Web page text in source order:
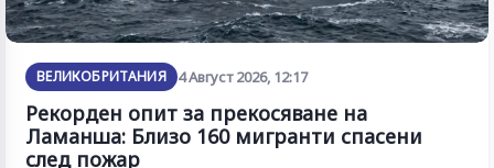
ВЕЛИКОБРИТАНИЯ 4 Август 2026, 12:17
Рекорден опит за прекосяване на
Ламанша: Близо 160 мигранти спасени
след пожар